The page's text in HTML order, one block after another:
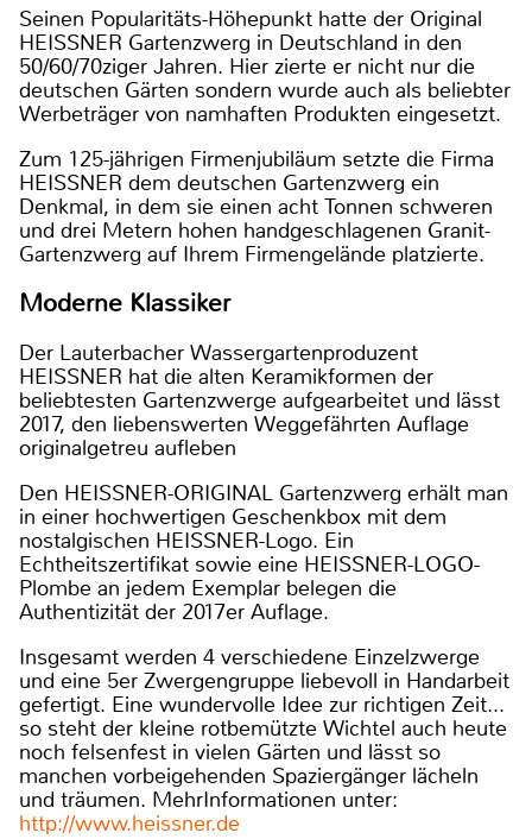
Seinen Popularitäts-Höhepunkt hatte der Original
HEISSNER Gartenzwerg in Deutschland in den
50/60/70ziger Jahren. Hier zierte er nicht nur die
deutschen Gärten sondern wurde auch als beliebter
Werbeträger von namhaften Produkten eingesetzt.
Zum 125-jährigen Firmenjubiläum setzte die Firma
HEISSNER dem deutschen Gartenzwerg ein
Denkmal, in dem sie einen acht Tonnen schweren
und drei Metern hohen handgeschlagenen Granit-
Gartenzwerg auf Ihrem Firmengelände platzierte.
Moderne Klassiker
Der Lauterbacher Wassergartenproduzent
HEISSNER hat die alten Keramikformen der
beliebtesten Gartenzwerge aufgearbeitet und lässt
2017, den liebenswerten Weggefährten Auflage
originalgetreu aufleben
Den HEISSNER-ORIGINAL Gartenzwerg erhält man
in einer hochwertigen Geschenkbox mit dem
nostalgischen HEISSNER-Logo. Ein
Echtheitszertifikat sowie eine HEISSNER-LOGO-
Plombe an jedem Exemplar belegen die
Authentizität der 2017er Auflage.
Insgesamt werden 4 verschiedene Einzelzwerge
und eine 5er Zwergengruppe liebevoll in Handarbeit
gefertigt. Eine wundervolle Idee zur richtigen Zeit...
so steht der kleine rotbemützte Wichtel auch heute
noch felsenfest in vielen Gärten und lässt so
manchen vorbeigehenden Spaziergänger lächeln
und träumen. MehrInformationen unter:
http://www.heissner.de